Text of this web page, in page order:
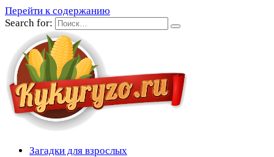
Перейти к содержанию
Search for:
Загадки для взрослых